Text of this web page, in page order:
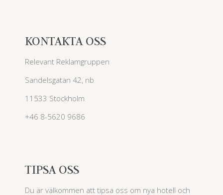
KONTAKTA OSS
Relevant Reklamgruppen
Sandelsgatan 42, nb
11533 Stockholm
+46 8-5620 9686
TIPSA OSS
Du är välkommen att tipsa oss om nya hotell och